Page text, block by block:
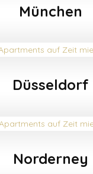
München
Düsseldorf
Norderney